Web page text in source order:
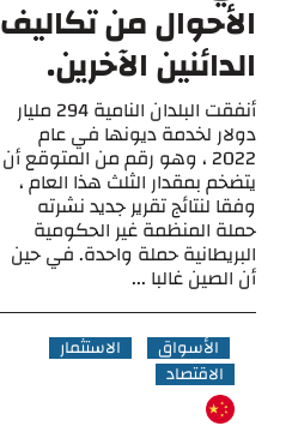
الأحوال من تكاليف
الدائنين الآخرين.
أنفقت البلدان النامية 294 مليار
دولار لخدمة ديونها في عام
2022 ، وهو رقم من المتوقع أن
يتضخم بمقدار الثلث هذا العام ،
وفقا لنتائج تقرير جديد نشرته
حملة المنظمة غير الحكومية
البريطانية حملة واحدة. في حين
أن الصين غالبا ...
الأسواق
الاستثمار
الاقتصاد